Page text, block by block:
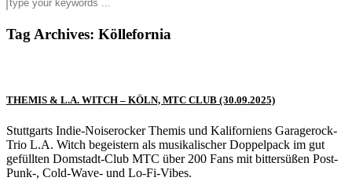
Tag Archives: Köllefornia
THEMIS & L.A. WITCH – KÖLN, MTC CLUB (30.09.2025)
Stuttgarts Indie-Noiserocker Themis und Kaliforniens Garagerock-
Trio L.A. Witch begeistern als musikalischer Doppelpack im gut
gefüllten Domstadt-Club MTC über 200 Fans mit bittersüßen Post-
Punk-, Cold-Wave- und Lo-Fi-Vibes.